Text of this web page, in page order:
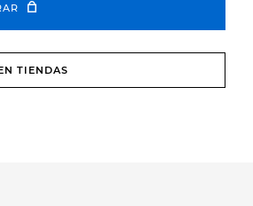
TIENDAS